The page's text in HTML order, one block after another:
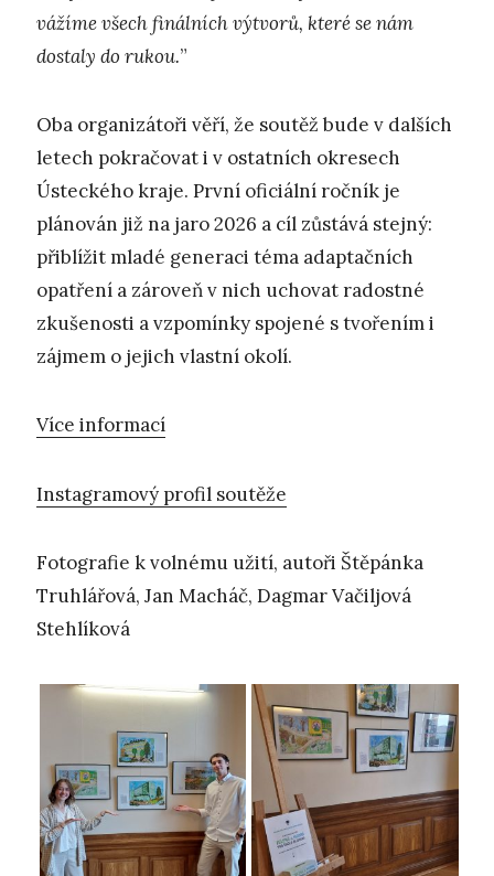
vážíme všech finálních výtvorů, které se nám
dostaly do rukou.”
Oba organizátoři věří, že soutěž bude v dalších
letech pokračovat i v ostatních okresech
Ústeckého kraje. První oficiální ročník je
plánován již na jaro 2026 a cíl zůstává stejný:
přiblížit mladé generaci téma adaptačních
opatření a zároveň v nich uchovat radostné
zkušenosti a vzpomínky spojené s tvořením i
zájmem o jejich vlastní okolí.
Více informací
Instagramový profil soutěže
Fotografie k volnému užití, autoři Štěpánka
Truhlářová, Jan Macháč, Dagmar Vačiljová
Stehlíková